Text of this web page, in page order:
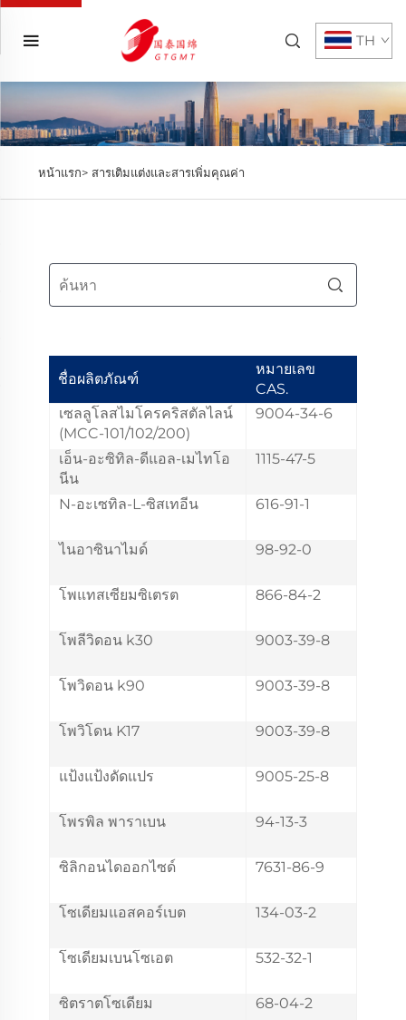
TH
หน้าแรก> สารเติมแต่งและสารเพิ่มคุณค่า
ชื่อผลิตภัณฑ์
หมายเลข
CAS.
เซลลูโลสไมโครคริสตัลไลน์
(MCC-101/102/200)
9004-34-6
เอ็น-อะซิทิล-ดีแอล-เมไทโอ
นีน
1115-47-5
N-อะเซทิล-L-ซิสเทอีน 616-91-1
ไนอาซินาไมด์ 98-92-0
โพแทสเซียมซิเตรต 866-84-2
โพลีวิดอน k30 9003-39-8
โพวิดอน k90 9003-39-8
โพวิโดน K17 9003-39-8
แป้งแป้งดัดแปร 9005-25-8
โพรพิล พาราเบน 94-13-3
ซิลิกอนไดออกไซด์ 7631-86-9
โซเดียมแอสคอร์เบต 134-03-2
โซเดียมเบนโซเอต 532-32-1
ซิตราตโซเดียม 68-04-2